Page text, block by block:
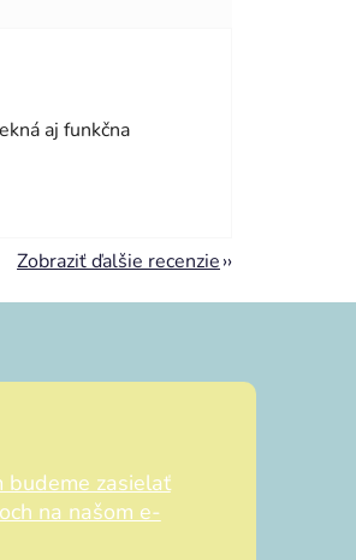
je 5 z 5 hviezdičiek.
aj funkčna
Zobraziť ďalšie recenzie
budeme zasielať
na našom e-